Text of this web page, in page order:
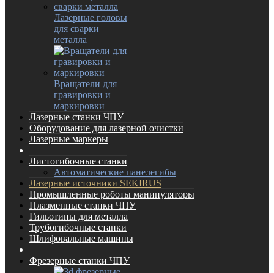
Лазерные головы
для сварки
металла
Вращатели для
гравировки и
маркировки
Лазерные станки ЧПУ
Оборудование для лазерной очистки
Лазерные маркеры
Листогибочные станки
Автоматические панелегибы
Лазерные источники SEKIRUS
Промышленные роботы манипуляторы
Плазменные станки ЧПУ
Гильотины для металла
Трубогибочные станки
Шлифовальные машины
Фрезерные станки ЧПУ